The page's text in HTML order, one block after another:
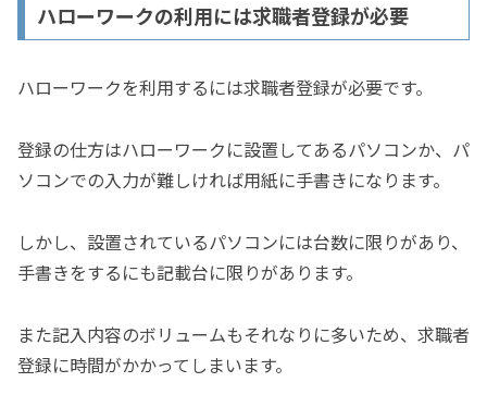
ハローワークの利用には求職者登録が必要
ハローワークを利用するには求職者登録が必要です。
登録の仕方はハローワークに設置してあるパソコンか、パ
ソコンでの入力が難しければ用紙に手書きになります。
しかし、設置されているパソコンには台数に限りがあり、
手書きをするにも記載台に限りがあります。
また記入内容のボリュームもそれなりに多いため、求職者
登録に時間がかかってしまいます。